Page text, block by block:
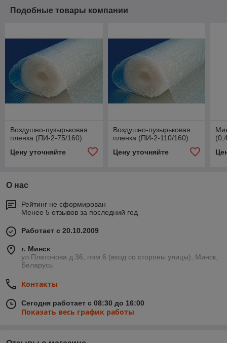
Подобные товары компании
Воздушно-пузырьковая
пленка (ПИ-2-75/160)
Цену уточняйте
Воздушно-пузырьковая
пленка (ПИ-2-110/160)
Цену уточняйте
О нас
Рейтинг не сформирован
Менее 5 отзывов за последний год
Работает с 20.10.2009
г. Минск
ул.Платонова д.36, пом.6 (вход со стороны улицы), Минск,
Беларусь
Контакты
Сегодня работает с 08:30 до 16:00
Показать весь график работы